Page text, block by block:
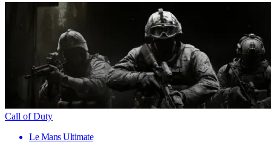
Call of Duty
Le Mans Ultimate